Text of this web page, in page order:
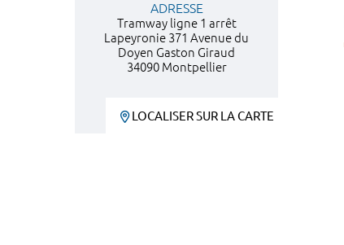
ADRESSE
Tramway ligne 1 arrêt
Lapeyronie 371 Avenue du
Doyen Gaston Giraud
34090 Montpellier
LOCALISER SUR LA CARTE